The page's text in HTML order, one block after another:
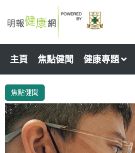
to
主頁 焦點健聞 健康專題
焦點健聞